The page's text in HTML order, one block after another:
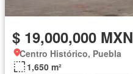
$ 19,000,000 MXN
Centro Histórico, Puebla
1,650 m²